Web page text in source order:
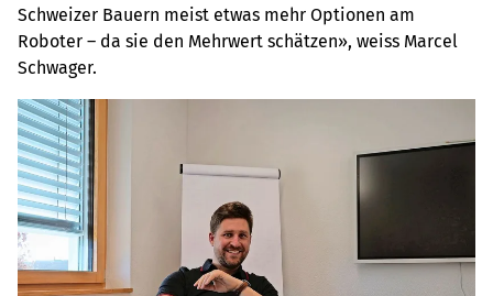
Schweizer Bauern meist etwas mehr Optionen am
Roboter – da sie den Mehrwert schätzen», weiss Marcel
Schwager.